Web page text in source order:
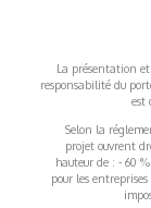
La présentation
responsabilité du
est
Selon la
projet ouvrent
hauteur de : - 60
pour les